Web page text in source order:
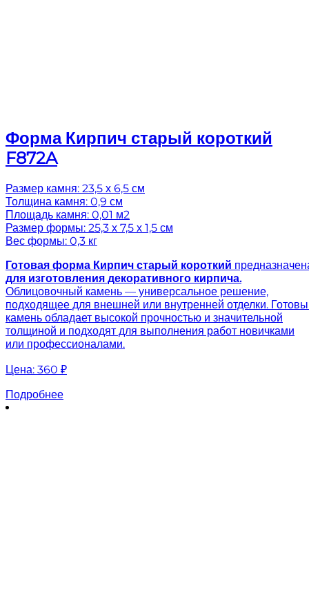
Форма Кирпич старый короткий
F872A
Размер камня: 23,5 х 6,5 см
Толщина камня: 0,9 см
Площадь камня: 0,01 м2
Размер формы: 25,3 х 7,5 х 1,5 см
Вес формы: 0,3 кг
Готовая форма Кирпич старый короткий
для изготовления декоративного кирпича.
Облицовочный камень — универсальное решение,
подходящее для внешней или внутренней отделки.
камень обладает высокой прочностью и значительной
толщиной и подходят для выполнения работ новичками
или профессионалами.
Цена: 360 ₽
Подробнее